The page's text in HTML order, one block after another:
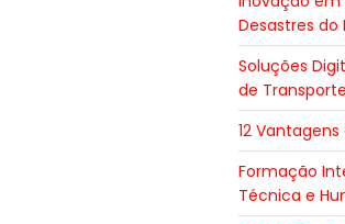
Desastres do
Soluções
de
12
Formação
Técnica e